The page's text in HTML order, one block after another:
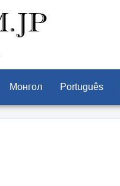
Монгол Português